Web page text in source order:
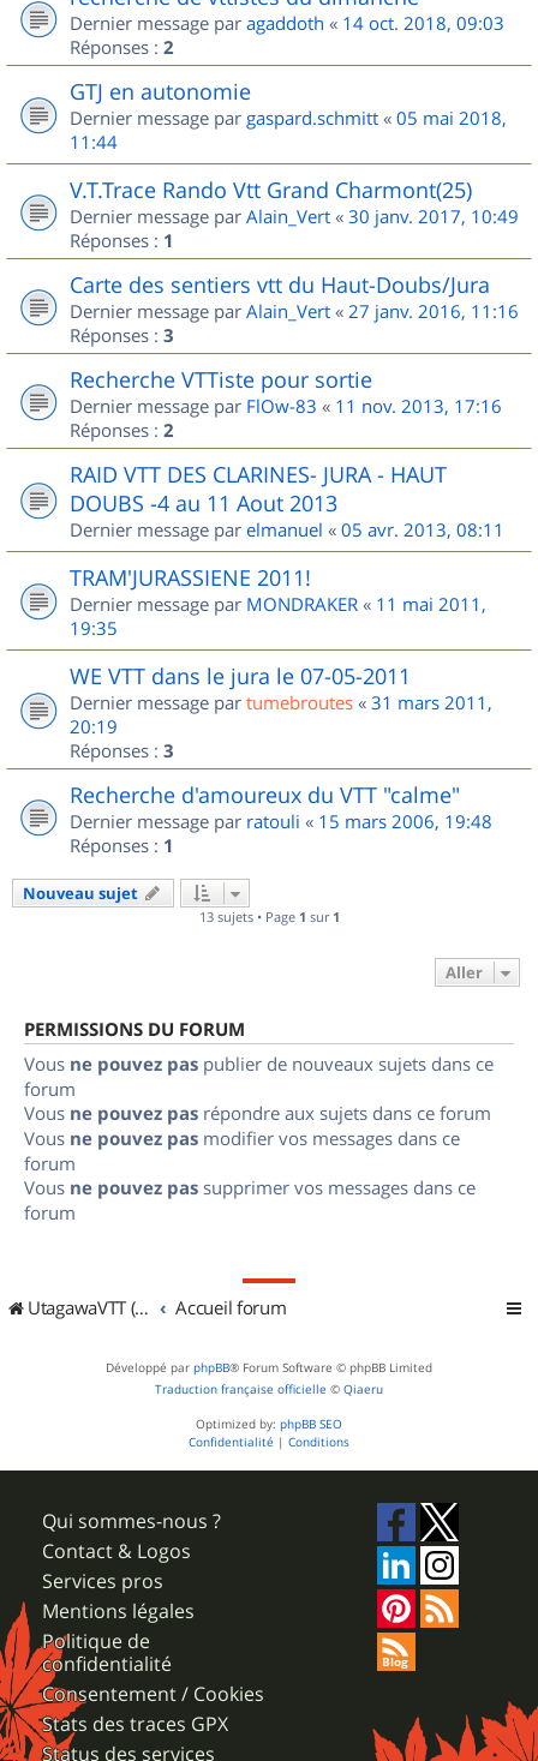
Dernier message par agaddoth « 14 oct. 2018, 09:03
Réponses : 2
GTJ en autonomie
Dernier message par gaspard.schmitt « 05 mai 2018,
11:44
V.T.Trace Rando Vtt Grand Charmont(25)
Dernier message par Alain_Vert « 30 janv. 2017, 10:49
Réponses : 1
Carte des sentiers vtt du Haut-Doubs/Jura
Dernier message par Alain_Vert « 27 janv. 2016, 11:16
Réponses : 3
Recherche VTTiste pour sortie
Dernier message par FlOw-83 « 11 nov. 2013, 17:16
Réponses : 2
RAID VTT DES CLARINES- JURA - HAUT
DOUBS -4 au 11 Aout 2013
Dernier message par elmanuel « 05 avr. 2013, 08:11
TRAM'JURASSIENE 2011!
Dernier message par MONDRAKER « 11 mai 2011,
19:35
WE VTT dans le jura le 07-05-2011
Dernier message par tumebroutes « 31 mars 2011,
20:19
Réponses : 3
Recherche d'amoureux du VTT "calme"
Dernier message par ratouli « 15 mars 2006, 19:48
Réponses : 1
Nouveau sujet
13 sujets • Page 1 sur 1
Aller
PERMISSIONS DU FORUM
Vous ne pouvez pas publier de nouveaux sujets dans ce
forum
Vous ne pouvez pas répondre aux sujets dans ce forum
Vous ne pouvez pas modifier vos messages dans ce
forum
Vous ne pouvez pas supprimer vos messages dans ce
forum
UtagawaVTT (Randos VTT et VTTAE avec traces GPS) Accueil forum
Développé par phpBB® Forum Software © phpBB Limited
Traduction française officielle © Qiaeru
Optimized by: phpBB SEO
Confidentialité | Conditions
Qui sommes-nous ?
Contact & Logos
Services pros
Mentions légales
Politique de
confidentialité
Consentement / Cookies
Stats des traces GPX
Status des services